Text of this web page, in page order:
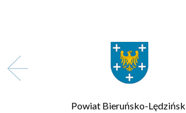
Powiat Bieruńsko-